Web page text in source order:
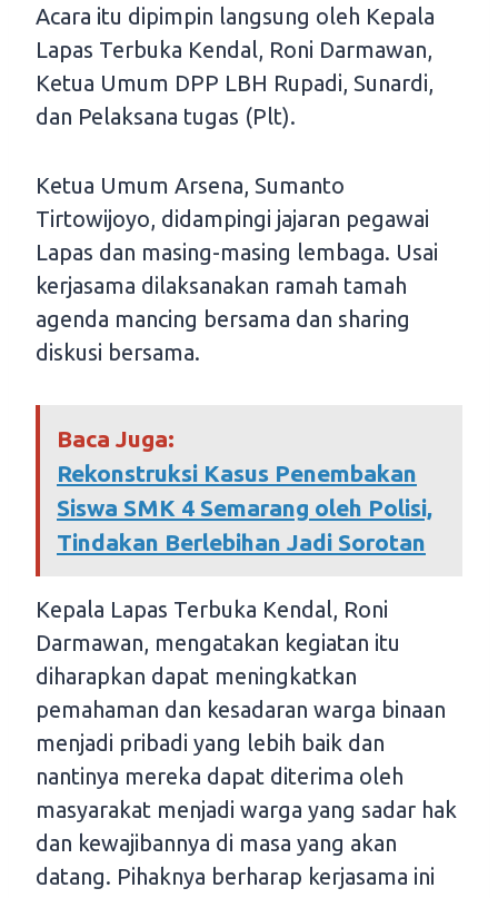
Acara itu dipimpin langsung oleh Kepala
Lapas Terbuka Kendal, Roni Darmawan,
Ketua Umum DPP LBH Rupadi, Sunardi,
dan Pelaksana tugas (Plt).
Ketua Umum Arsena, Sumanto
Tirtowijoyo, didampingi jajaran pegawai
Lapas dan masing-masing lembaga. Usai
kerjasama dilaksanakan ramah tamah
agenda mancing bersama dan sharing
diskusi bersama.
Baca Juga:
Rekonstruksi Kasus Penembakan
Siswa SMK 4 Semarang oleh Polisi,
Tindakan Berlebihan Jadi Sorotan
Kepala Lapas Terbuka Kendal, Roni
Darmawan, mengatakan kegiatan itu
diharapkan dapat meningkatkan
pemahaman dan kesadaran warga binaan
menjadi pribadi yang lebih baik dan
nantinya mereka dapat diterima oleh
masyarakat menjadi warga yang sadar hak
dan kewajibannya di masa yang akan
datang. Pihaknya berharap kerjasama ini